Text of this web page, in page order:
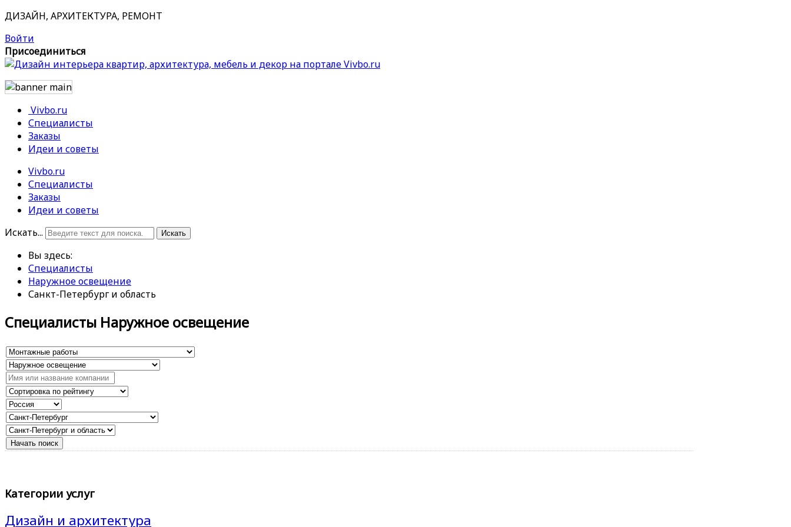
ДИЗАЙН, АРХИТЕКТУРА, РЕМОНТ
Войти
Присоединиться
Vivbo.ru
Специалисты
Заказы
Идеи и советы
Vivbo.ru
Специалисты
Заказы
Идеи и советы
Искать...
Искать
Вы здесь:
Специалисты
Наружное освещение
Санкт-Петербург и область
Специалисты Наружное освещение
Категории услуг
Дизайн и архитектура